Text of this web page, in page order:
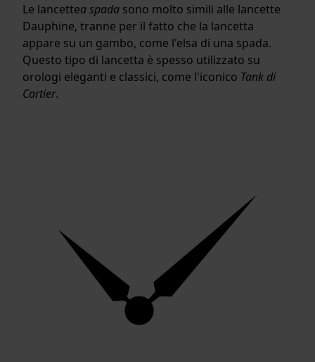
Le lancettea spada sono molto simili alle lancette
Dauphine, tranne per il fatto che la lancetta
appare su un gambo, come l'elsa di una spada.
Questo tipo di lancetta è spesso utilizzato su
orologi eleganti e classici, come l'iconico Tank di
Cartier.